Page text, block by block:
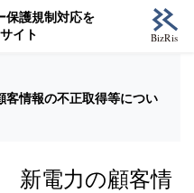
保護規制対応を
イト
情報の不正取得等につい
新電力の顧客情